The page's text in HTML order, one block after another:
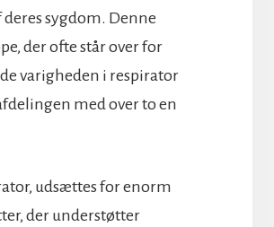
sygdom. Denne
der ofte står over for
varigheden i respirator
med over to en
udsættes for enorm
der understøtter